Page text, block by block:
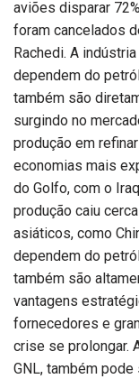
aviões disparar
foram cancelados
Rachedi. A
dependem do
também são
surgindo no
produção em
economias mais
do Golfo, com o
produção caiu
asiáticos, como
dependem do
também são
vantagens
fornecedores e
crise se prolongar.
GNL, também